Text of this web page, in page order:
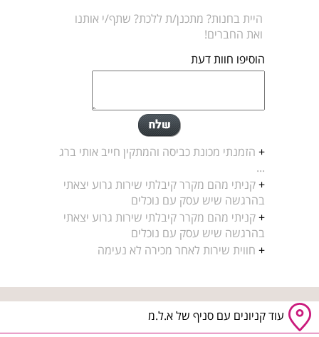
היית בחנות? מתכנן/ת ללכת? שתף/י אותנו
ואת החברים!
הוסיפו חוות דעת
+ הזמנתי מכונת כביסה והמתקין חייב אותי ברג
...
+קניתי מהם מקרר קיבלתי שירות גרוע יצאתי
בהרגשה שיש עסק עם נוכלים
+קניתי מהם מקרר קיבלתי שירות גרוע יצאתי
בהרגשה שיש עסק עם נוכלים
+ חווית שירות לאחר מכירה לא נעימה
עוד קניונים עם סניף של א.ל.מ